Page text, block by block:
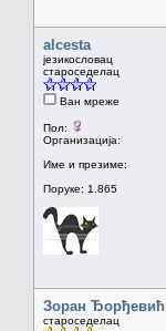
alcesta
језикословац
староседелац
Ван мреже
Пол:
Организација:
Име и презиме:
Поруке: 1.865
Зоран Ђорђевић
староседелац